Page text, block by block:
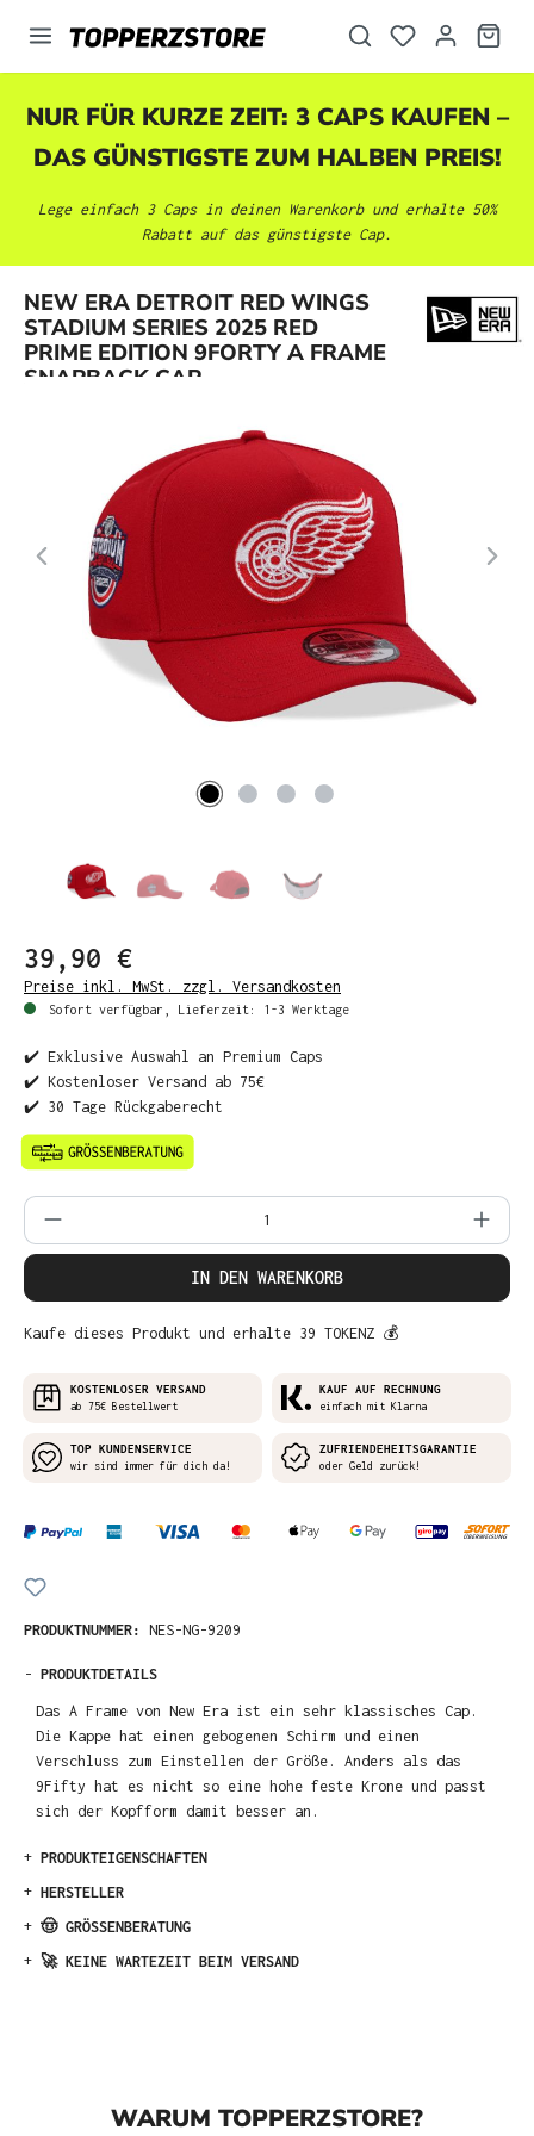
springen
NUR FÜR KURZE ZEIT: 3 CAPS KAUFEN –
DAS GÜNSTIGSTE ZUM HALBEN PREIS!
Lege einfach 3 Caps in deinen Warenkorb und erhalte 50%
Rabatt auf das günstigste Cap.
NEW ERA DETROIT RED WINGS
STADIUM SERIES 2025 RED
PRIME EDITION 9FORTY A FRAME
SNAPBACK CAP
Bildergalerie überspringen
39,90 €
Preise inkl. MwSt. zzgl. Versandkosten
Sofort verfügbar, Lieferzeit: 1-3 Werktage
✔️ Exklusive Auswahl an Premium Caps
✔️ Kostenloser Versand ab 75€
✔️ 30 Tage Rückgaberecht
Produkt Anzahl: Gib den gewünschten
IN DEN WARENKORB
Kaufe dieses Produkt und erhalte 39 TOKENZ 💰
KOSTENLOSER VERSAND
ab 75€ Bestellwert
KAUF AUF RECHNUNG
einfach mit Klarna
TOP KUNDENSERVICE
wir sind immer für dich da!
ZUFRIENDEHEITSGARANTIE
oder Geld zurück!
PRODUKTNUMMER: NES-NG-9209
- PRODUKTDETAILS
Das A Frame von New Era ist ein sehr klassisches Cap.
Die Kappe hat einen gebogenen Schirm und einen
Verschluss zum Einstellen der Größe. Anders als das
9Fifty hat es nicht so eine hohe feste Krone und passt
sich der Kopfform damit besser an.
+ PRODUKTEIGENSCHAFTEN
+ HERSTELLER
+ 🤠 GRÖSSENBERATUNG
+ 🚀 KEINE WARTEZEIT BEIM VERSAND
WARUM TOPPERZSTORE?